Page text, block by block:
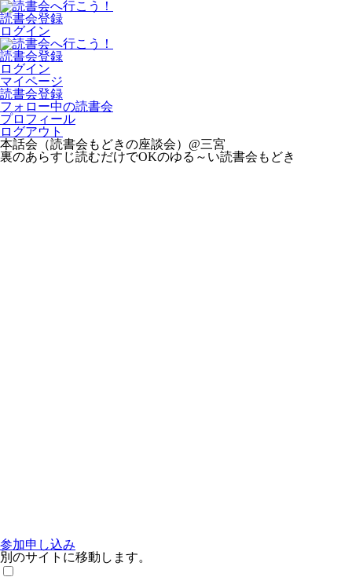
読書会登録
ログイン
読書会登録
ログイン
マイページ
読書会登録
フォロー中の読書会
プロフィール
ログアウト
本話会（読書会もどきの座談会）@三宮
裏のあらすじ読むだけでOKのゆる～い読書会もどき
参加申し込み
別のサイトに移動します。